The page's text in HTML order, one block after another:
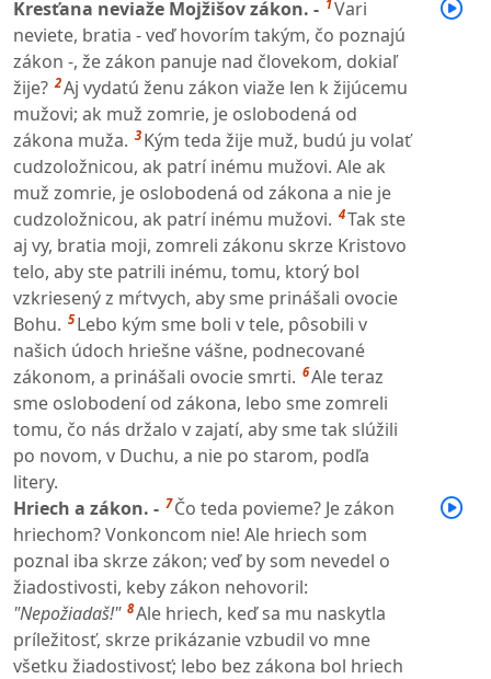
Kresťana neviaže Mojžišov zákon. - 1Vari
neviete, bratia - veď hovorím takým, čo poznajú
zákon -, že zákon panuje nad človekom, dokiaľ
žije? 2Aj vydatú ženu zákon viaže len k žijúcemu
mužovi; ak muž zomrie, je oslobodená od
zákona muža. 3 Kým teda žije muž, budú ju volať
cudzoložnicou, ak patrí inému mužovi. Ale ak
muž zomrie, je oslobodená od zákona a nie je
cudzoložnicou, ak patrí inému mužovi. 4Tak ste
aj vy, bratia moji, zomreli zákonu skrze Kristovo
telo, aby ste patrili inému, tomu, ktorý bol
vzkriesený z mŕtvych, aby sme prinášali ovocie
Bohu. 5 Lebo kým sme boli v tele, pôsobili v
našich údoch hriešne vášne, podnecované
zákonom, a prinášali ovocie smrti. 6Ale teraz
sme oslobodení od zákona, lebo sme zomreli
tomu, čo nás držalo v zajatí, aby sme tak slúžili
po novom, v Duchu, a nie po starom, podľa
litery.
Hriech a zákon. - 7 Čo teda povieme? Je zákon
hriechom? Vonkoncom nie! Ale hriech som
poznal iba skrze zákon; veď by som nevedel o
žiadostivosti, keby zákon nehovoril:
"Nepožiadaš!" 8Ale hriech, keď sa mu naskytla
príležitosť, skrze prikázanie vzbudil vo mne
všetku žiadostivosť; lebo bez zákona bol hriech